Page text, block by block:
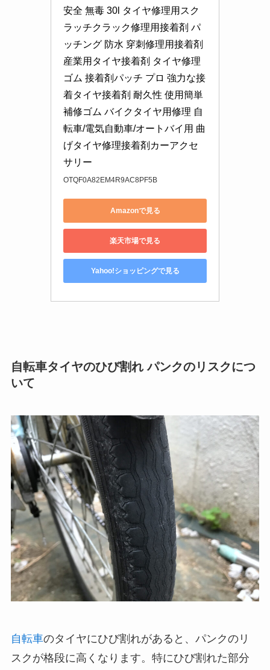
安全 無毒 30l タイヤ修理用スク
ラッチクラック修理用接着剤 パ
ッチング 防水 穿刺修理用接着剤
産業用タイヤ接着剤 タイヤ修理
ゴム 接着剤パッチ プロ 強力な接
着タイヤ接着剤 耐久性 使用簡単
補修ゴム バイクタイヤ用修理 自
転車/電気自動車/オートバイ用 曲
げタイヤ修理接着剤カーアクセ
サリー
OTQF0A82EM4R9AC8PF5B
Amazonで見る
楽天市場で見る
Yahoo!ショッピングで見る
自転車タイヤのひび割れ パンクのリスクにつ
いて
自転車のタイヤにひび割れがあると、パンクのリ
スクが格段に高くなります。特にひび割れた部分